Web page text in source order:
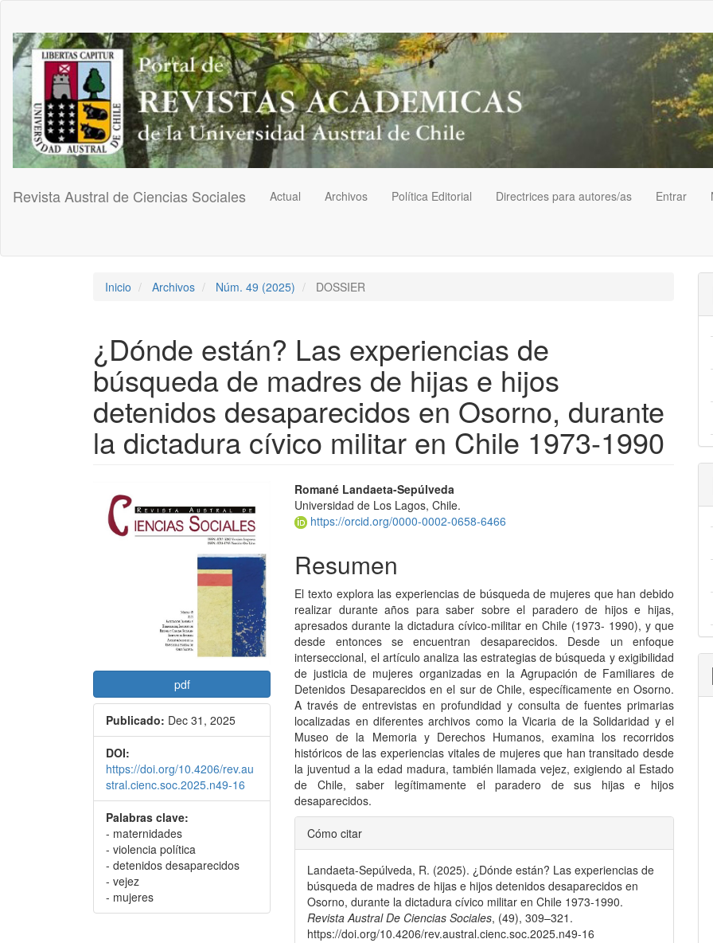
Contenido
principal
Barra
lateral
Revista Austral de Ciencias Sociales Actual Archivos Política Editorial Directrices para autores/as Entrar
Inicio Archivos Núm. 49 (2025) DOSSIER
¿Dónde están? Las experiencias de
búsqueda de madres de hijas e hijos
detenidos desaparecidos en Osorno, durante
la dictadura cívico militar en Chile 1973-1990
Barra
lateral
del
pdf
Publicado: Dec 31, 2025
DOI:
https://doi.org/10.4206/rev.au
stral.cienc.soc.2025.n49-16
Palabras clave:
- maternidades
- violencia política
- detenidos desaparecidos
- vejez
- mujeres
Contenido
principal
artículo
Romané Landaeta-Sepúlveda
Universidad de Los Lagos, Chile.
https://orcid.org/0000-0002-0658-6466
Resumen
El texto explora las experiencias de búsqueda de mujeres que han debido
realizar durante años para saber sobre el paradero de hijos e hijas,
apresados durante la dictadura cívico-militar en Chile (1973- 1990), y que
desde entonces se encuentran desaparecidos. Desde un enfoque
interseccional, el artículo analiza las estrategias de búsqueda y exigibilidad
de justicia de mujeres organizadas en la Agrupación de Familiares de
Detenidos Desaparecidos en el sur de Chile, específicamente en Osorno.
A través de entrevistas en profundidad y consulta de fuentes primarias
localizadas en diferentes archivos como la Vicaria de la Solidaridad y el
Museo de la Memoria y Derechos Humanos, examina los recorridos
históricos de las experiencias vitales de mujeres que han transitado desde
la juventud a la edad madura, también llamada vejez, exigiendo al Estado
de Chile, saber legítimamente el paradero de sus hijas e hijos
desaparecidos.
Detalles
del
artículo
Cómo citar
Landaeta-Sepúlveda, R. (2025). ¿Dónde están? Las experiencias de
búsqueda de madres de hijas e hijos detenidos desaparecidos en
Osorno, durante la dictadura cívico militar en Chile 1973-1990.
Revista Austral De Ciencias Sociales, (49), 309–321.
https://doi.org/10.4206/rev.austral.cienc.soc.2025.n49-16